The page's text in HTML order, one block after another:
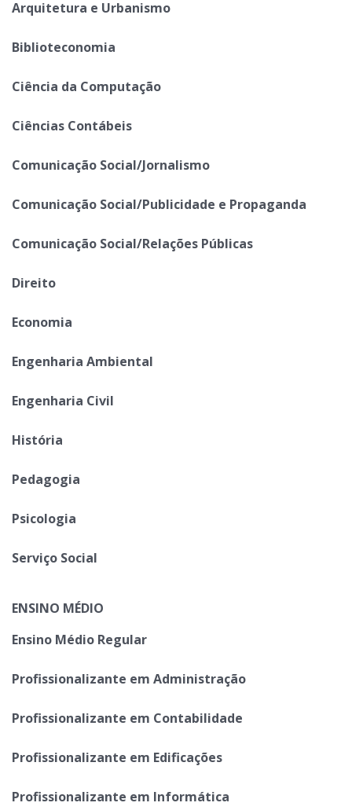
Arquitetura e Urbanismo
Biblioteconomia
Ciência da Computação
Ciências Contábeis
Comunicação Social/Jornalismo
Comunicação Social/Publicidade e Propaganda
Comunicação Social/Relações Públicas
Direito
Economia
Engenharia Ambiental
Engenharia Civil
História
Pedagogia
Psicologia
Serviço Social
ENSINO MÉDIO
Ensino Médio Regular
Profissionalizante em Administração
Profissionalizante em Contabilidade
Profissionalizante em Edificações
Profissionalizante em Informática